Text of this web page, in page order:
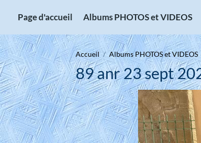
Page d'accueil Albums PHOTOS et VIDEOS
Accueil Albums PHOTOS et VIDEOS
89 anr 23 sept